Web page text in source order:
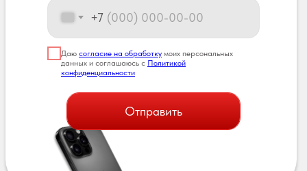
+7
Даю согласие на обработку моих персональных
данных и соглашаюсь с Политикой
конфиденциальности
Отправить